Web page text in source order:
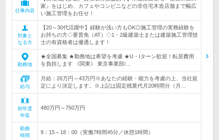
仕事内容
家』をはじめ、カフェやコンビニなどの非住宅木造店舗まで幅広
い施工管理をお任せ！
対象と
なる方
【20～30代活躍中】経験が浅い方もOK◎施工管理の実務経験を
お持ちの方◇要普免（AT）◇1・2級建築士または建築施工管理技
士の有資格者は優遇します！
勤務地
★全国募集 ★勤務地は希望を考慮 ★U・Iターン歓迎！転居費用
を負担します 《関東》 東京事業部/…
給与
月給：26万円～43万円※あなたの経験・能力を考慮の上、当社規
定により決定します。※上記は固定残業代月20時間分（月…
初年度
年収
480万円～750万円
勤務
時間
9：15～18：00（実働7時間45分／休憩1時間）